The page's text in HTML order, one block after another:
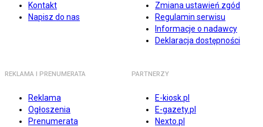
Kontakt
Napisz do nas
Zmiana ustawień zgód
Regulamin serwisu
Informacje o nadawcy
Deklaracja dostępności
REKLAMA I PRENUMERATA
Reklama
Ogłoszenia
Prenumerata
PARTNERZY
E-kiosk.pl
E-gazety.pl
Nexto.pl